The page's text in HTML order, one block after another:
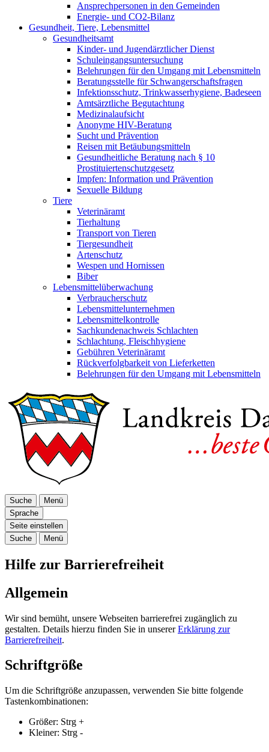
Ansprechpersonen in den Gemeinden
Energie- und CO2-Bilanz
Gesundheit, Tiere, Lebensmittel
Gesundheitsamt
Kinder- und Jugendärztlicher Dienst
Schuleingangsuntersuchung
Belehrungen für den Umgang mit Lebensmitteln
Beratungsstelle für Schwangerschaftsfragen
Infektionsschutz, Trinkwasserhygiene, Badeseen
Amtsärztliche Begutachtung
Medizinalaufsicht
Anonyme HIV-Beratung
Sucht und Prävention
Reisen mit Betäubungsmitteln
Gesundheitliche Beratung nach § 10
Prostituiertenschutzgesetz
Impfen: Information und Prävention
Sexuelle Bildung
Tiere
Veterinäramt
Tierhaltung
Transport von Tieren
Tiergesundheit
Artenschutz
Wespen und Hornissen
Biber
Lebensmittelüberwachung
Verbraucherschutz
Lebensmittelunternehmen
Lebensmittelkontrolle
Sachkundenachweis Schlachten
Schlachtung, Fleischhygiene
Gebühren Veterinäramt
Rückverfolgbarkeit von Lieferketten
Belehrungen für den Umgang mit Lebensmitteln
Suche
Menü
Sprache
Seite einstellen
Suche
Menü
Hilfe zur Barrierefreiheit
Allgemein
Wir sind bemüht, unsere Webseiten barrierefrei zugänglich zu
gestalten. Details hierzu finden Sie in unsererErklärung zur
Barrierefreiheit.
Schriftgröße
Um die Schriftgröße anzupassen, verwenden Sie bitte folgende
Tastenkombinationen:
Größer: Strg +
Kleiner: Strg -